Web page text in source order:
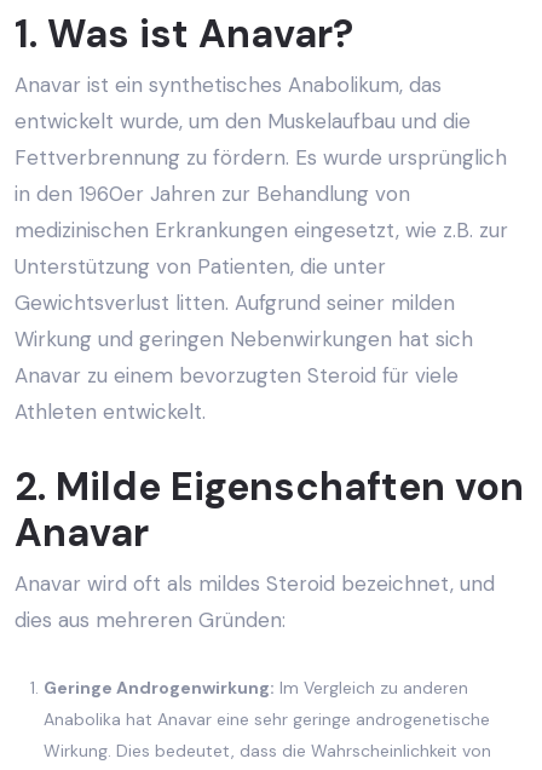
1. Was ist Anavar?
Anavar ist ein synthetisches Anabolikum, das
entwickelt wurde, um den Muskelaufbau und die
Fettverbrennung zu fördern. Es wurde ursprünglich
in den 1960er Jahren zur Behandlung von
medizinischen Erkrankungen eingesetzt, wie z.B. zur
Unterstützung von Patienten, die unter
Gewichtsverlust litten. Aufgrund seiner milden
Wirkung und geringen Nebenwirkungen hat sich
Anavar zu einem bevorzugten Steroid für viele
Athleten entwickelt.
2. Milde Eigenschaften von
Anavar
Anavar wird oft als mildes Steroid bezeichnet, und
dies aus mehreren Gründen:
Geringe Androgenwirkung: Im Vergleich zu anderen
Anabolika hat Anavar eine sehr geringe androgenetische
Wirkung. Dies bedeutet, dass die Wahrscheinlichkeit von